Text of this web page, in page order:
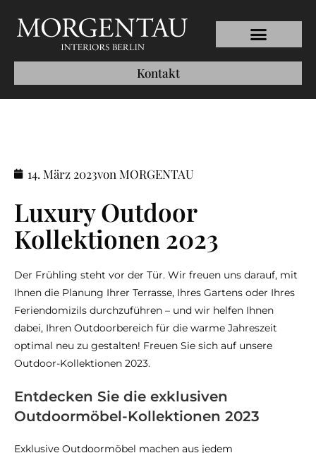
Kontakt
14. März 2023von MORGENTAU
Luxury Outdoor
Kollektionen 2023
Der Frühling steht vor der Tür. Wir freuen uns darauf, mit
Ihnen die Planung Ihrer Terrasse, Ihres Gartens oder Ihres
Feriendomizils durchzuführen – und wir helfen Ihnen
dabei, Ihren Outdoorbereich für die warme Jahreszeit
optimal neu zu gestalten! Freuen Sie sich auf unsere
Outdoor-Kollektionen 2023.
Entdecken Sie die exklusiven
Outdoormöbel-Kollektionen 2023
Exklusive Outdoormöbel machen aus jedem